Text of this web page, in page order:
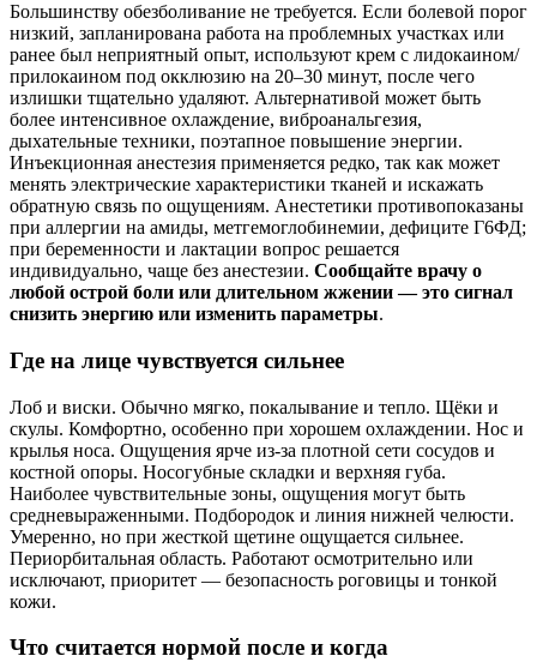
Большинству обезболивание не требуется. Если болевой порог
низкий, запланирована работа на проблемных участках или
ранее был неприятный опыт, используют крем с лидокаином/
прилокаином под окклюзию на 20–30 минут, после чего
излишки тщательно удаляют. Альтернативой может быть
более интенсивное охлаждение, виброанальгезия,
дыхательные техники, поэтапное повышение энергии.
Инъекционная анестезия применяется редко, так как может
менять электрические характеристики тканей и искажать
обратную связь по ощущениям. Анестетики противопоказаны
при аллергии на амиды, метгемоглобинемии, дефиците Г6ФД;
при беременности и лактации вопрос решается
индивидуально, чаще без анестезии. Сообщайте врачу о
любой острой боли или длительном жжении — это сигнал
снизить энергию или изменить параметры.
Где на лице чувствуется сильнее
Лоб и виски. Обычно мягко, покалывание и тепло. Щёки и
скулы. Комфортно, особенно при хорошем охлаждении. Нос и
крылья носа. Ощущения ярче из‑за плотной сети сосудов и
костной опоры. Носогубные складки и верхняя губа.
Наиболее чувствительные зоны, ощущения могут быть
средневыраженными. Подбородок и линия нижней челюсти.
Умеренно, но при жесткой щетине ощущается сильнее.
Периорбитальная область. Работают осмотрительно или
исключают, приоритет — безопасность роговицы и тонкой
кожи.
Что считается нормой после и когда